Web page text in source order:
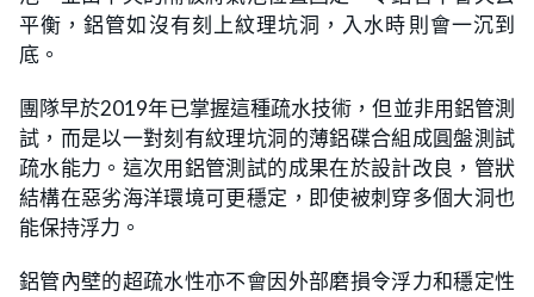
平衡，鋁管如沒有刻上紋理坑洞，入水時​​則會一沉到
底。
團隊早於2019年已掌握這種疏水技術，但並非用鋁管測
試，而是以一對刻有紋理坑洞的薄鋁碟合組成圓盤測試
疏水能力。這次用鋁管測試的成果在於設計改良，管狀
結構在惡劣海洋環境可更穩定，即使被刺穿多個大洞也
能保持浮力。
鋁管內壁的超疏水性亦不會因外部磨損令浮力和穩定性